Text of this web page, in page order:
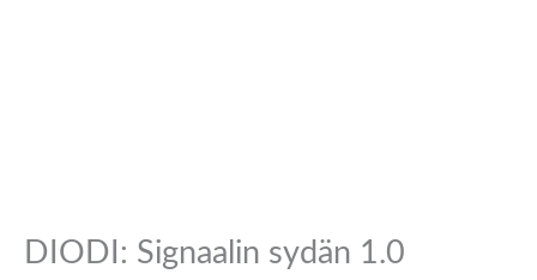
DIODI: Signaalin sydän 1.0